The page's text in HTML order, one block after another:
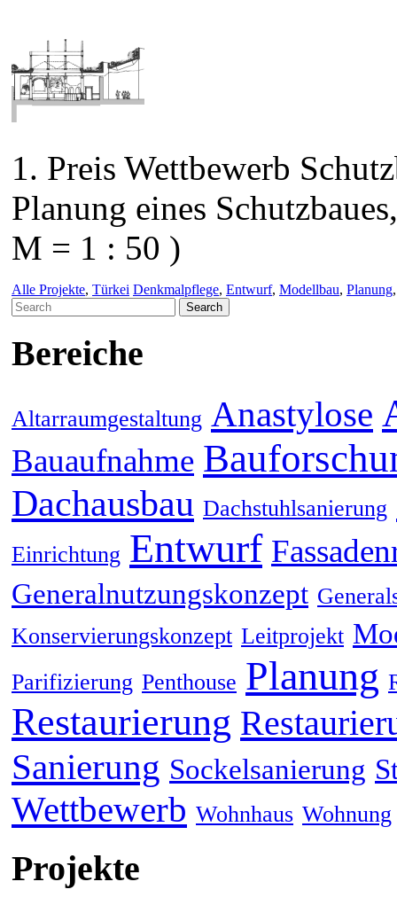
1. Preis Wettbewerb
Planung eines
M = 1 : 50 )
Alle Projekte, Türkei Denkmalpflege, Entwurf, Modellbau, Planung
Search
for:
Bereiche
Altarraumgestaltung Anastylose
Bauaufnahme
Dachausbau Dachstuhlsanierung
Einrichtung Entwurf
Generalnutzungskonzept
Konservierungskonzept Leitprojekt
Parifizierung Penthouse Planung
Restaurierung
Sanierung Sockelsanierung
Wettbewerb Wohnhaus Wohnung
Projekte